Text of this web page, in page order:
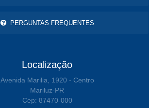
PERGUNTAS FREQUENTES
Localização
Avenida Marilia, 1920 - Centro
Mariluz-PR
Cep: 87470-000